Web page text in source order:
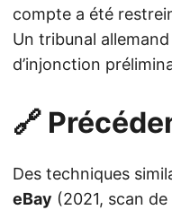
compte a été
Un tribunal
d’injonction
🔗
Des techniques
eBay (2021, scan